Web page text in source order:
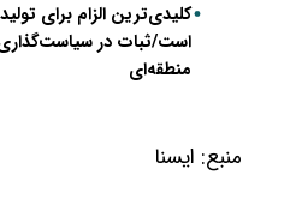
کلیدی‌ترین الزام برای
است/ثبات در
منطقه‌ای
منبع: ایسنا